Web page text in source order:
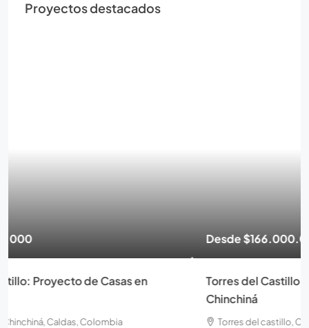
Proyectos destacados
Desde
Torres del Castillo Proyecto de apartamentos en
Torres del castillo, Chinchiná, Caldas, Colombia